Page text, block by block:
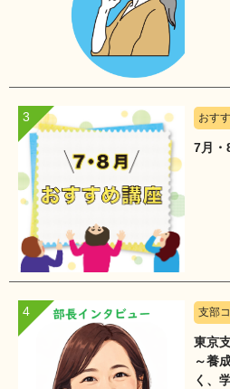
おす
7月・
支部
東京
～養
く、